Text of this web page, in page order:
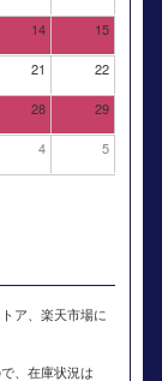
14 15
21 22
28 29
4 5
ア、楽天市場に
、在庫状況は